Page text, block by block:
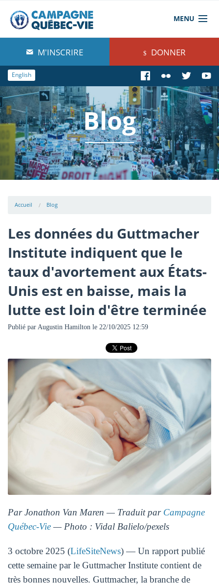
MENU
À propos de nous
Blog
Comprendre
Agir
Boutique
M'INSCRIRE DONNER
English
Blog
Accueil Blog
Les données du Guttmacher
Institute indiquent que le
taux d'avortement aux États-
Unis est en baisse, mais la
lutte est loin d'être terminée
Publié par Augustin Hamilton le 22/10/2025 12:59
Par Jonathon Van Maren — Traduit par Campagne
Québec-Vie— Photo : Vidal Balielo/pexels
3 octobre 2025 (LifeSiteNews) — Un rapport publié
cette semaine par le Guttmacher Institute contient de
très bonnes nouvelles. Guttmacher, la branche de